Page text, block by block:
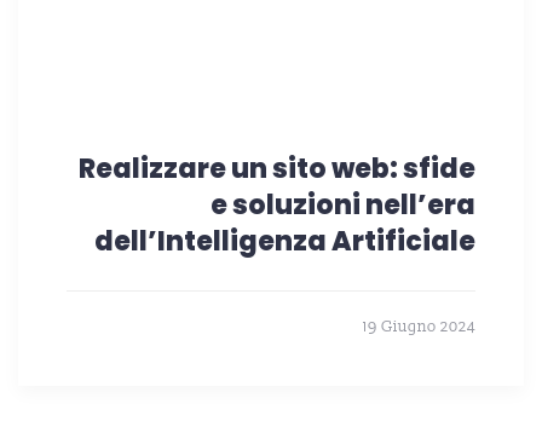
Realizzare un sito web: sfide
e soluzioni nell’era
dell’Intelligenza Artificiale
19 Giugno 2024